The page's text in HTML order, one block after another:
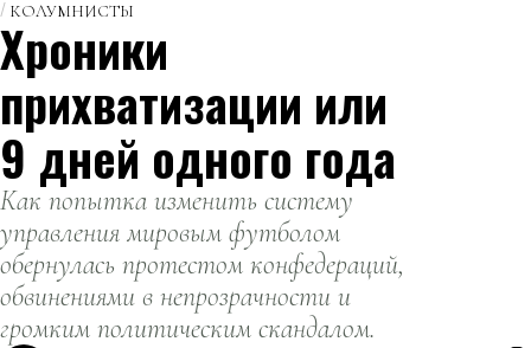
КОЛУМНИСТЫ
Хроники
прихватизации или
9 дней одного года
Как попытка изменить систему
управления мировым футболом
обернулась протестом конфедераций,
обвинениями в непрозрачности и
громким политическим скандалом.